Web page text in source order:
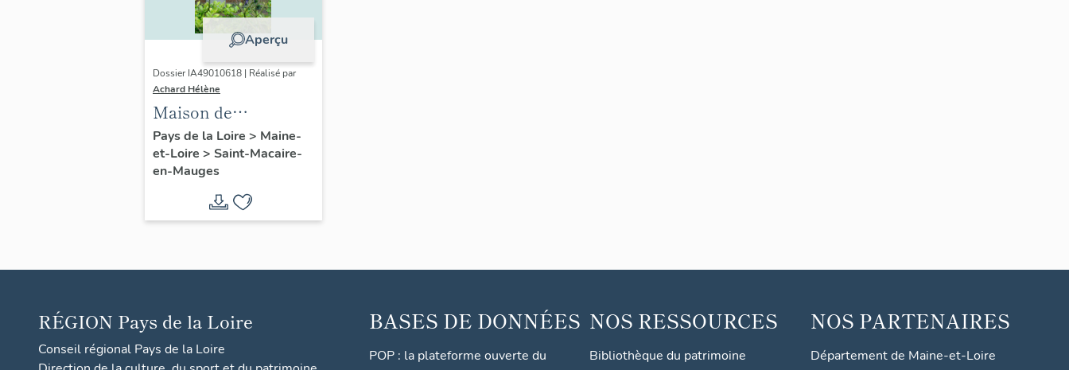
Aperçu
Dossier IA49010618 | Réalisé par
Achard Hélène
Maison de
l'industriel Louis
Huchon (fils)
Pays de la Loire > Maine-
et-Loire > Saint-Macaire-
en-Mauges
RÉGION Pays de la Loire
Conseil régional Pays de la Loire
BASES DE DONNÉES
POP : la plateforme ouverte du
NOS RESSOURCES
Bibliothèque du patrimoine
NOS PARTENAIRES
Département de Maine-et-Loire